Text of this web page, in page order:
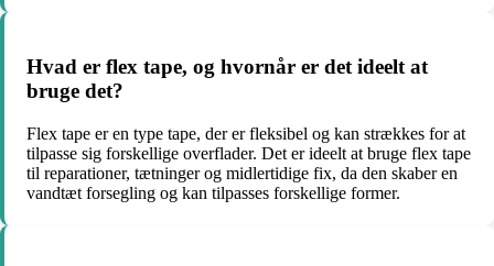
Hvad er flex tape, og hvornår er det ideelt at
bruge det?
Flex tape er en type tape, der er fleksibel og kan strækkes for at
tilpasse sig forskellige overflader. Det er ideelt at bruge flex tape
til reparationer, tætninger og midlertidige fix, da den skaber en
vandtæt forsegling og kan tilpasses forskellige former.